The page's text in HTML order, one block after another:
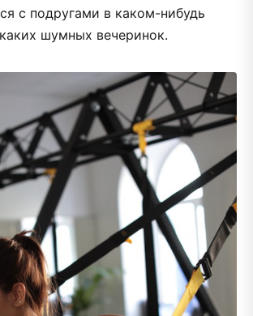
с подругами в каком-нибудь
шумных вечеринок.